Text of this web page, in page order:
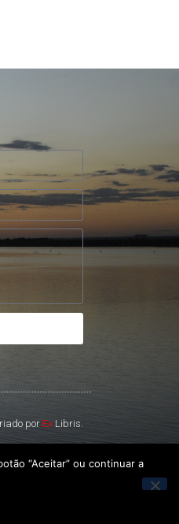
por Ex Libris.
“Aceitar” ou continuar a